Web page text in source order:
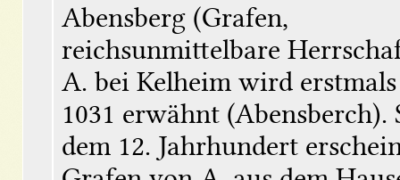
Abensberg (Grafen,
reichsunmittelbare
A. bei Kelheim wird erstmals
1031 erwähnt (Abensberch).
dem 12. Jahrhundert